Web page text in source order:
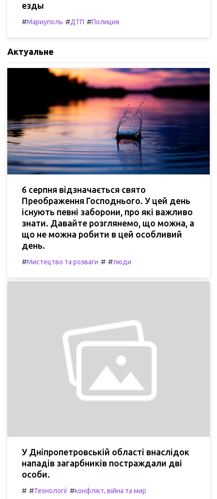
езды
#Мариуполь #ДТП #Полиция
Актуальне
6 серпня відзначається свято
Преображення Господнього. У цей день
існують певні заборони, про які важливо
знати. Давайте розглянемо, що можна, а
що не можна робити в цей особливий
день.
#Мистецтво та розваги # #люди
У Дніпропетровській області внаслідок
нападів загарбників постраждали дві
особи.
# #Технології #конфлікт, війна та мир